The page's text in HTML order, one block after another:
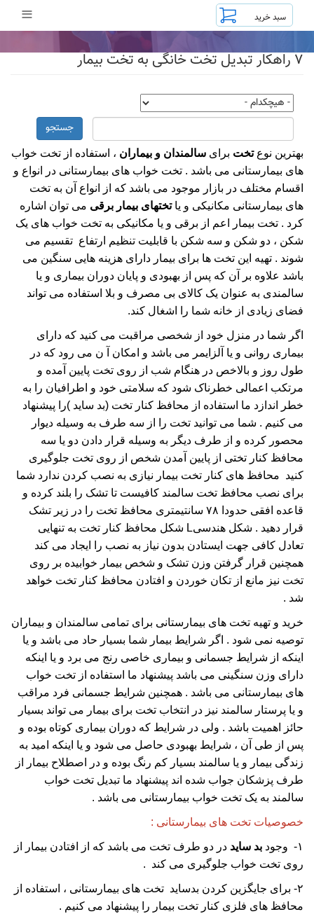
محتوای
≡
۷ راهکار تبدیل تخت خانگی به تخت بیمار
جستجو
بهترین نوعتخت برای سالمندان و بیماران ، استفاده از تخت خواب
های بیمارستانی می باشد . تخت خواب های بیمارستانی در انواع و
اقسام مختلف در بازار موجود می باشد که از انواع آن به تخت
های بیمارستانی مکانیکی و یاتختهای بیمار برقی می توان اشاره
کرد . تخت بیمار اعم از برقی و یا مکانیکی به تخت خواب های یک
شکن ، دو شکن و سه شکن با قابلیت تنظیم ارتفاع تقسیم می
شوند . تهیه این تخت ها برای بیمار دارای هزینه هایی سنگین می
باشد علاوه بر آن که پس از بهبودی و پایان دوران بیماری و یا
سالمندی به عنوان یک کالای بی مصرف و بلا استفاده می تواند
فضای زیادی از خانه شما را اشغال کند.
اگر شما در منزل خود از شخصی مراقبت می کنید که دارای
بیماری روانی و یا آلزایمر می باشد و امکان آ ن می رود که در
طول روز و بالاخص در هنگام شب از روی تخت پایین آمده و
مرتکب اعمالی خطرناک شود که سلامتی خود و اطرافیان را به
خطر اندازد ما استفاده از محافظ کنار تخت (بد ساید )را پیشنهاد
می کنیم . شما می توانید تخت را از سه طرف به وسیله دیوار
محصور کرده و از طرف دیگر به وسیله قرار دادن دو یا سه
محافظ کنار تختی از پایین آمدن شخص از روی تخت جلوگیری
کنید محافظ های کنار تخت بیمار نیازی به نصب کردن ندارد شما
برای نصب محافظ تخت سالمند کافیست تا تشک را بلند کرده و
قاعده افقی حدودا ۷۸ سانتیمتری محافظ تخت را در زیر تشک
قرار دهید . شکل هندسیL شکل محافظ کنار تخت به تنهایی
تعادل کافی جهت ایستادن بدون نیاز به نصب را ایجاد می کند
همچنین قرار گرفتن وزن تشک و شخص بیمار خوابیده بر روی
تخت نیز مانع از تکان خوردن و افتادن محافظ کنار تخت خواهد
شد .
خرید و تهیه تخت های بیمارستانی برای تمامی سالمندان و بیماران
توصیه نمی شود . اگر شرایط بیمار شما بسیار حاد می باشد و یا
اینکه از شرایط جسمانی و بیماری خاصی رنج می برد و یا اینکه
دارای وزن سنگینی می باشد پیشنهاد ما استفاده از تخت خواب
های بیمارستانی می باشد . همچنین شرایط جسمانی فرد مراقب
و یا پرستار سالمند نیز در انتخاب تخت برای بیمار می تواند بسیار
حائز اهمیت باشد . ولی در شرایط که دوران بیماری کوتاه بوده و
پس از طی آن ، شرایط بهبودی حاصل می شود و یا اینکه امید به
زندگی بیمار و یا سالمند بسیار کم رنگ بوده و در اصطلاح بیمار از
طرف پزشکان جواب شده اند پیشنهاد ما تبدیل تخت خواب
سالمند به یک تخت خواب بیمارستانی می باشد .
خصوصیات تخت های بیمارستانی :
۱- وجود بد ساید در دو طرف تخت می باشد که از افتادن بیمار از
روی تخت خواب جلوگیری می کند .
۲- برای جایگزین کردن بدساید تخت های بیمارستانی ، استفاده از
محافظ های فلزی کنار تخت بیمار را پیشنهاد می کنیم .